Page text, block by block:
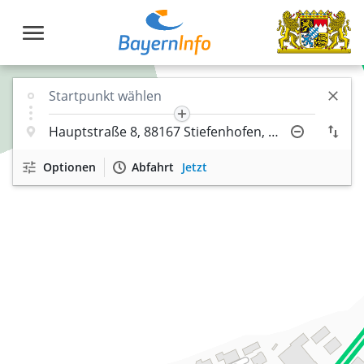
Optionen Abfahrt Jetzt